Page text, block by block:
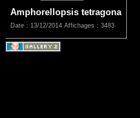
Amphorellopsis tetragona
Date : 13/12/2014 Affichages : 3483